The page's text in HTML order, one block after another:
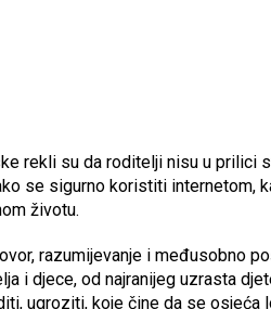
rekli su da roditelji nisu u prilici
se sigurno koristiti internetom,
životu.
razumijevanje i međusobno
i djece, od najranijeg uzrasta
ugroziti, koje čine da se osjeća